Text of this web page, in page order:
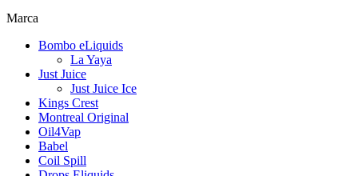
Marca
Bombo eLiquids
La Yaya
Just Juice
Just Juice Ice
Kings Crest
Montreal Original
Oil4Vap
Babel
Coil Spill